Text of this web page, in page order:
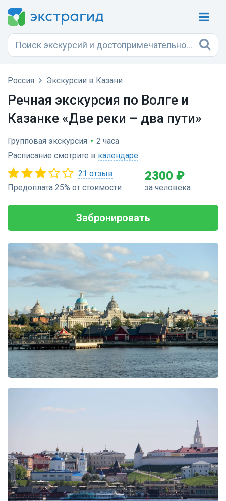
Россия Экскурсии в Казани
Речная экскурсия по Волге и
Казанке «Две реки – два пути»
Групповая экскурсия • 2 часа
Расписание смотрите в календаре
21 отзыв
Предоплата 25% от стоимости
2300 ₽
за человека
Забронировать